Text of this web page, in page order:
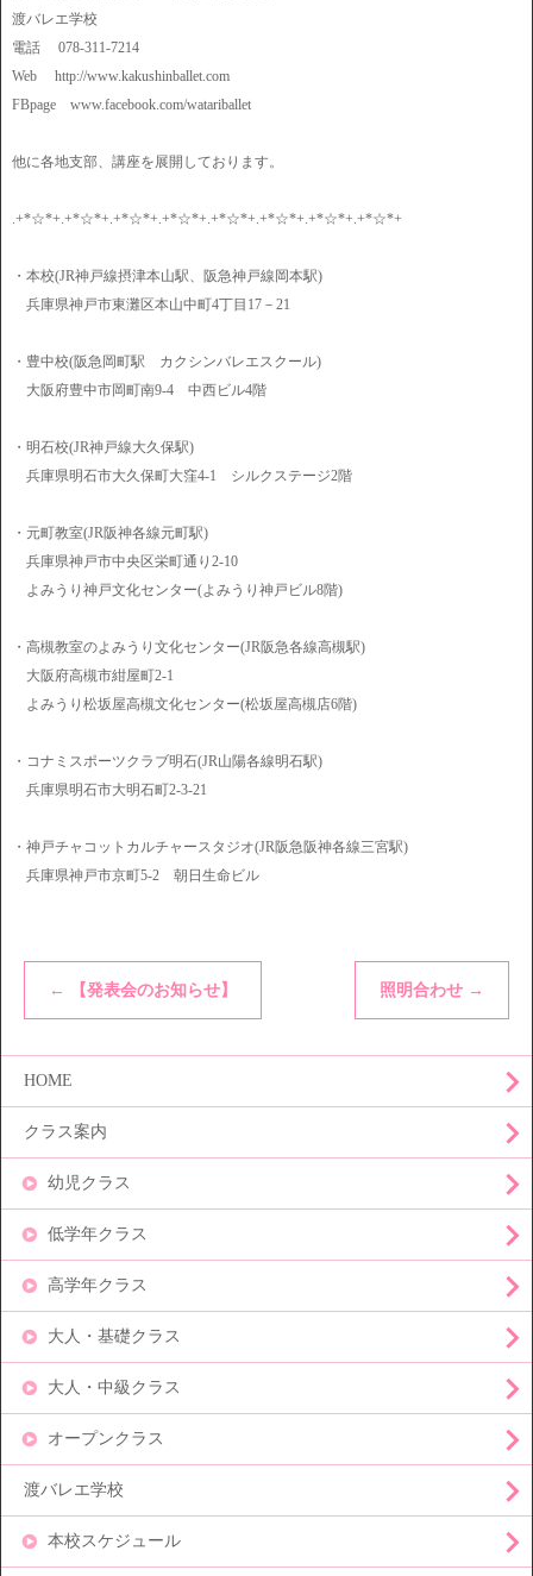
渡バレエ学校
電話 078-311-7214
Web http://www.kakushinballet.com
FBpage www.facebook.com/watariballet
他に各地支部、講座を展開しております。
.+*☆*+.+*☆*+.+*☆*+.+*☆*+.+*☆*+.+*☆*+.+*☆*+.+*☆*+
・本校(JR神戸線摂津本山駅、阪急神戸線岡本駅)
兵庫県神戸市東灘区本山中町4丁目17－21
・豊中校(阪急岡町駅 カクシンバレエスクール)
大阪府豊中市岡町南9-4 中西ビル4階
・明石校(JR神戸線大久保駅)
兵庫県明石市大久保町大窪4-1 シルクステージ2階
・元町教室(JR阪神各線元町駅)
兵庫県神戸市中央区栄町通り2-10
よみうり神戸文化センター(よみうり神戸ビル8階)
・高槻教室のよみうり文化センター(JR阪急各線高槻駅)
大阪府高槻市紺屋町2-1
よみうり松坂屋高槻文化センター(松坂屋高槻店6階)
・コナミスポーツクラブ明石(JR山陽各線明石駅)
兵庫県明石市大明石町2-3-21
・神戸チャコットカルチャースタジオ(JR阪急阪神各線三宮駅)
兵庫県神戸市京町5-2 朝日生命ビル
← 【発表会のお知らせ】 照明合わせ →
HOME
クラス案内
幼児クラス
低学年クラス
高学年クラス
大人・基礎クラス
大人・中級クラス
オープンクラス
渡バレエ学校
本校スケジュール